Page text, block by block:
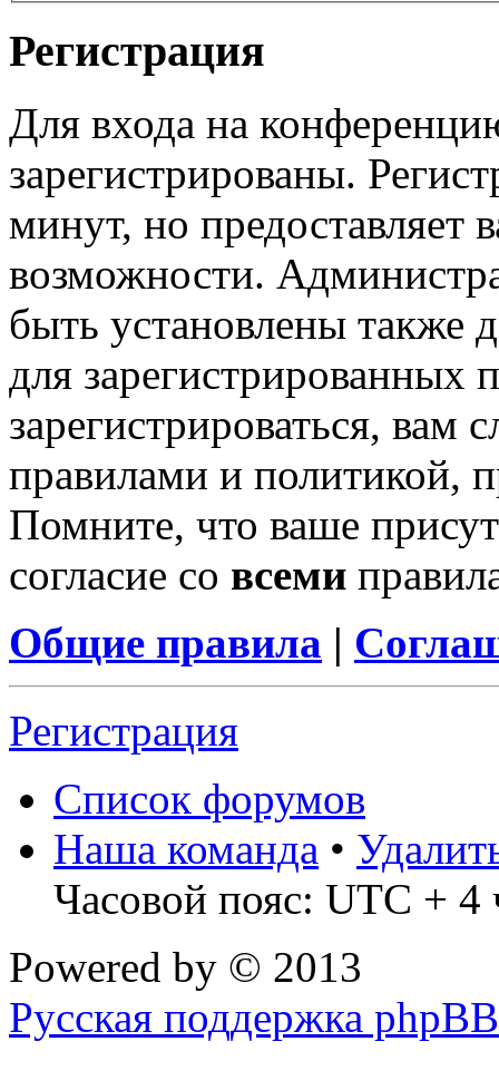
Регистрация
Для входа на
зарегистрированы.
минут, но предоставляет
возможности.
быть установлены также
для зарегистрированных
зарегистрироваться, вам
правилами и политикой,
Помните, что ваше
согласие со всеми
Общие правила |
Регистрация
Список форумов
Наша команда •
Часовой пояс: UTC + 4
Powered by © 2013
Русская поддержка phpBB